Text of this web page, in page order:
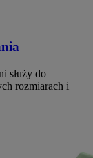
służy do
rozmiarach i